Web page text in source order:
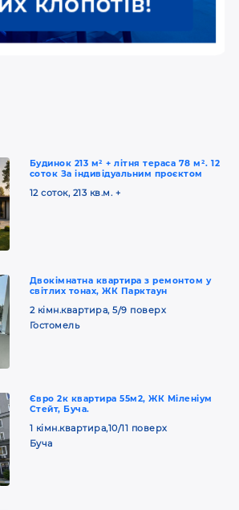
Будинок 213 м² + літня тераса 78 м². 12
соток За індивідуальним проєктом
12 соток, 213 кв.м. +
Двокімнатна квартира з ремонтом у
світлих тонах, ЖК Парктаун
2 кімн.квартира, 5/9 поверх
Гостомель
Євро 2к квартира 55м2, ЖК Міленіум
Стейт, Буча.
1 кімн.квартира,10/11 поверх
Буча